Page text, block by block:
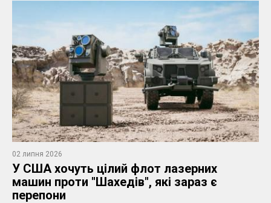
02 липня 2026
У США хочуть цілий флот лазерних
машин проти "Шахедів", які зараз є
перепони